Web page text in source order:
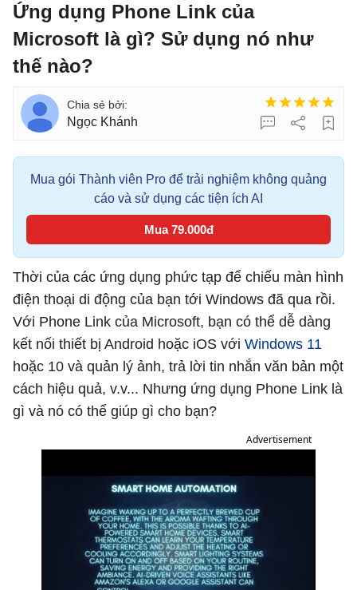
Ứng dụng Phone Link của
Microsoft là gì? Sử dụng nó như
thế nào?
Ngọc Khánh
Mua gói Thành viên Pro để trải nghiệm không quảng
cáo và sử dụng các tiện ích AI
Mua 79.000đ
Thời của các ứng dụng phức tạp để chiếu màn hình
điện thoại di động của bạn tới Windows đã qua rồi.
Với Phone Link của Microsoft, bạn có thể dễ dàng
kết nối thiết bị Android hoặc iOS với Windows 11
hoặc 10 và quản lý ảnh, trả lời tin nhắn văn bản một
cách hiệu quả, v.v... Nhưng ứng dụng Phone Link là
gì và nó có thể giúp gì cho bạn?
Advertisement